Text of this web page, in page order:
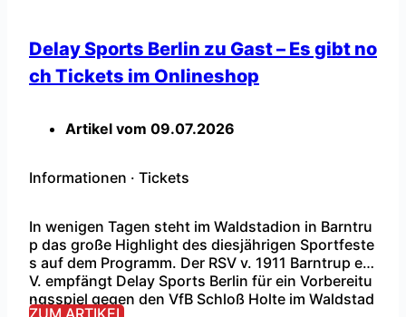
Delay Sports Berlin zu Gast – Es gibt no
ch Tickets im Onlineshop
Artikel vom 09.07.2026
Informationen · Tickets
In wenigen Tagen steht im Waldstadion in Barntru
p das große Highlight des diesjährigen Sportfeste
s auf dem Programm. Der RSV v. 1911 Barntrup e.
V. empfängt Delay Sports Berlin für ein Vorbereitu
ngsspiel gegen den VfB Schloß Holte im Waldstad
...